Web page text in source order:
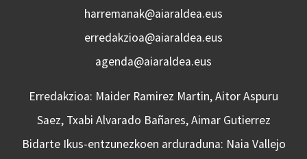
harremanak@aiaraldea.eus
erredakzioa@aiaraldea.eus
agenda@aiaraldea.eus
Erredakzioa: Maider Ramirez Martin, Aitor Aspuru
Saez, Txabi Alvarado Bañares, Aimar Gutierrez
Bidarte Ikus-entzunezkoen arduraduna: Naia Vallejo